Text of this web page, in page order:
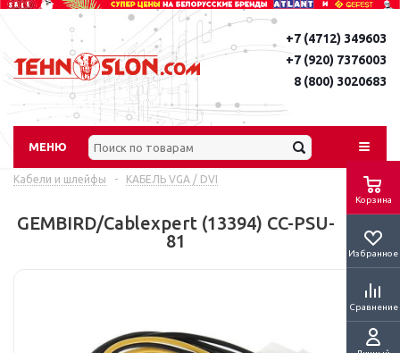
Корзина
Избранное
Сравнение
+7 (4712) 349603
+7 (920) 7376003
8 (800) 3020683
МЕНЮ
Кабели и шлейфы - КАБЕЛЬ VGA / DVI
GEMBIRD/Cablexpert (13394) CC-PSU-
81